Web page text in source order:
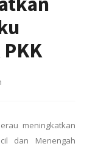
meningkatkan
dan Menengah